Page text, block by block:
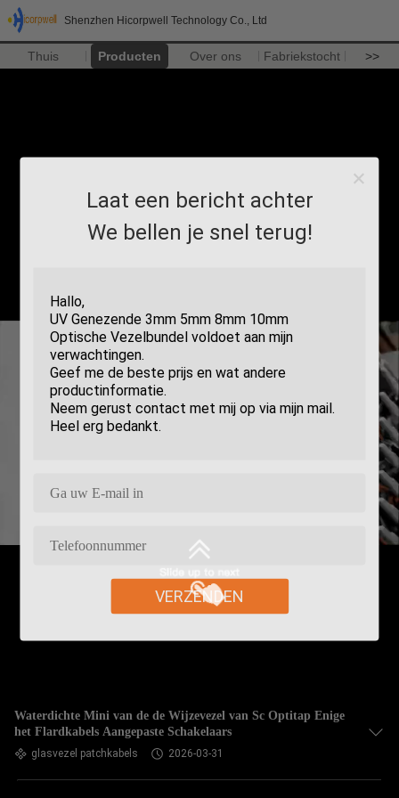
Shenzhen Hicorpwell Technology Co., Ltd
Thuis Producten Over ons Fabriekstocht >>
Laat een bericht achter
We bellen je snel terug!
VERZENDEN
Waterdichte Mini van de de Wijzevezel van Sc Optitap Enige
het Flardkabels Aangepaste Schakelaars
glasvezel patchkabels 2026-03-31